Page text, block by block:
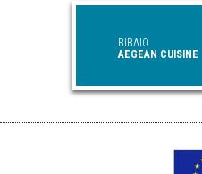
ΒΙΒΛΙΟ
AEGEAN CUISINE